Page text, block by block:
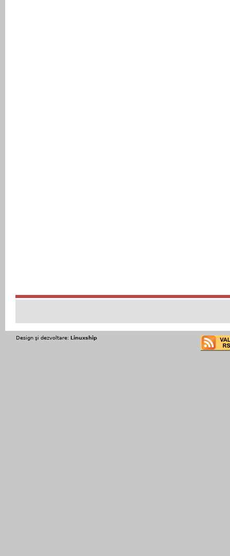
Design şi dezvoltare: Linuxship